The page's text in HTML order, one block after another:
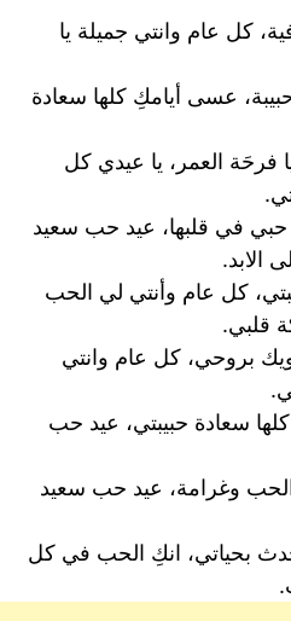
كل عام وانتي جميلة يا
عسى أيامكِ كلها سعادة
فرحَة العمر، يا عيدي كل
في قلبها، عيد حب سعيد
الابد.
كل عام وأنتي لي الحب
قلبي.
بروحي، كل عام وانتي
سعادة حبيبتي، عيد حب
الحب وغرامة، عيد حب سعيد
بحياتي، انكِ الحب في كل